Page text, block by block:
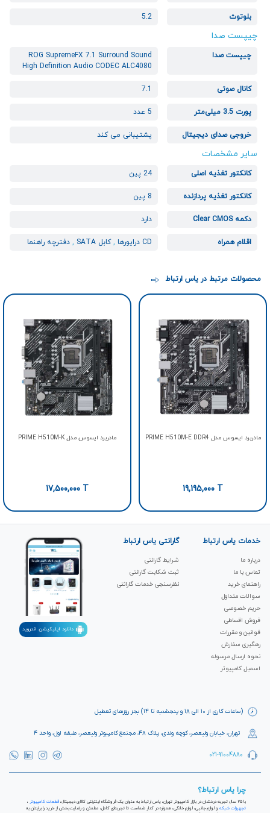
بلوتوث 5.2
چیپست صدا
چیپست صدا
ROG SupremeFX 7.1 Surround Sound
High Definition Audio CODEC ALC4080
کانال صوتی 7.1
پورت 3.5 میلی‌متر 5 عدد
خروجی صدای دیجیتال پشتیبانی می کند
سایر مشخصات
کانکتور تغذیه اصلی 24 پین
کانکتور تغذیه پردازنده 8 پین
دکمه Clear CMOS دارد
اقلام همراه CD درایورها ,کابل SATA ,دفترچه راهنما
محصولات مرتبط در یاس ارتباط
مادربرد ایسوس مدل PRIME H510M-E DDR4
19,195,000 T
مادربرد ایسوس مدل PRIME H510M-K
17,500,000 T
(ساعات کاری از ۱۰ الی ۱۸ و پنجشنبه تا ۱۴) بجز روزهای تعطیل
تهران، خیابان ولیعصر، کوچه ولدی، پلاک ۴۸، مجتمع کامپیوتر ولیعصر، طبقه اول، واحد ۴
021-91004880
خدمات یاس ارتباط
درباره ما
تماس با ما
راهنمای خرید
سوالات متداول
حریم خصوصی
فروش اقساطی
قوانین و مقررات
رهگیری سفارش
نحوه ارسال مرسوله
اسمبل کامپیوتر
گارانتی یاس ارتباط
شرایط گارانتی
ثبت شکابت‌ گارانتی
نظرسنجی خدمات گارانتی
دانلود اپلیکیشن اندروید
چرا یاس ارتباط؟
با ۲۵ سال تجربه درخشان در بازار کامپیوتر تهران، یاس ارتباط به عنوان یک فروشگاه اینترنتی کالای دیجیتال، قطعات کامپیوتر
تجهیزات شبکه
و لوازم جانبی، لوازم خانگی، همواره در کنار شماست تا تجربه‌ای کامل، مطمئن و رضایت‌بخش از خرید را برایتان به